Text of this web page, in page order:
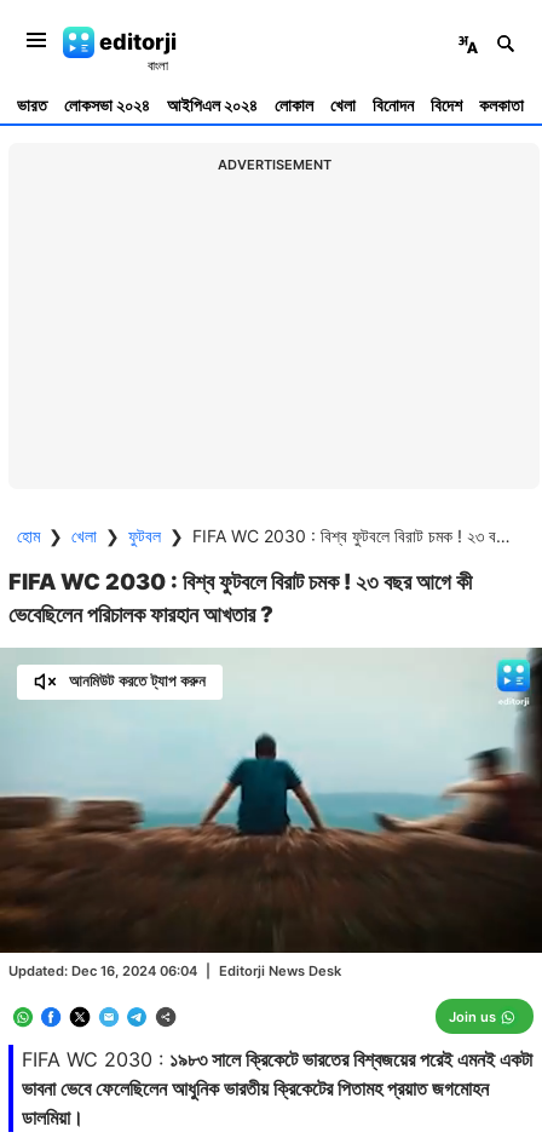
editorji
ভারত লোকসভা ২০২৪ আইপিএল ২০২৪ লোকাল খেলা বিনোদন বিদেশ কলকাতা
ADVERTISEMENT
হোম ❯ খেলা ❯ ফুটবল ❯ FIFA WC 2030 : বিশ্ব ফুটবলে বিরাট চমক ! ২৩ বছর আগে কী ভেবেছিলেন পরিচালক ফারহান আখতার ?
FIFA WC 2030 : বিশ্ব ফুটবলে বিরাট চমক ! ২৩ বছর আগে কী
ভেবেছিলেন পরিচালক ফারহান আখতার ?
FIFA WC 2030 : ১৯৮৩ সালে ক্রিকেটে ভারতের বিশ্বজয়ের পরেই এমনই একটা
ভাবনা ভেবে ফেলেছিলেন আধুনিক ভারতীয় ক্রিকেটের পিতামহ প্রয়াত জগমোহন
ডালমিয়া।
Updated: Dec 16, 2024 06:04 Editorji News Desk
Join us
আনমিউট করতে ট্যাপ করুন